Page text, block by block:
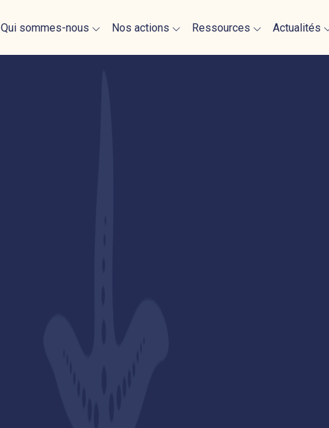
Qui sommes-nous Nos actions Ressources Actualités
Nos évènements